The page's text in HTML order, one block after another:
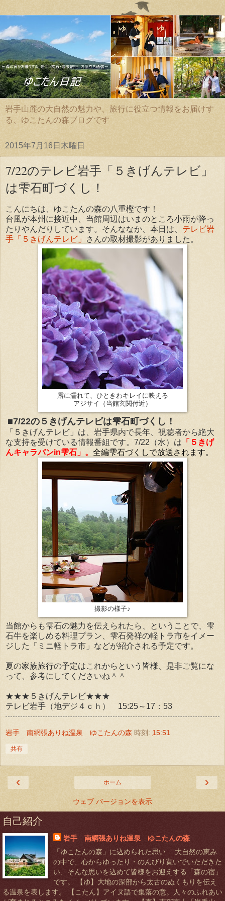
岩手山麓の大自然の魅力や、旅行に役立つ情報をお届けす
る、ゆこたんの森ブログです
2015年7月16日木曜日
7/22のテレビ岩手「５きげんテレビ」
は雫石町づくし！
こんにちは、ゆこたんの森の八重樫です！
台風が本州に接近中、当館周辺はいまのところ小雨が降っ
たりやんだりしています。そんななか、本日は、 テレビ岩
手「５きげんテレビ」
さんの取材撮影がありました。
露に濡れて、ひときわキレイに映える
アジサイ（当館玄関付近）
■7/22の５きげんテレビは雫石町づくし！
「５きげんテレビ」は、岩手県内で長年、視聴者から絶大
な支持を受けている情報番組です。7/22（水）は 「５きげ
んキャラバンin雫石」。 全編雫石づくしで放送されます。
撮影の様子♪
当館からも雫石の魅力を伝えられたら、ということで、雫
石牛を楽しめる料理プラン、雫石発祥の軽トラ市をイメー
ジした「ミニ軽トラ市」などが紹介される予定です。
夏の家族旅行の予定はこれからという皆様、是非ご覧にな
って、参考にしてくださいね＾＾
★★★５きげんテレビ★★★
テレビ岩手（地デジ４ｃｈ） 15:25～17：53
岩手 南網張ありね温泉 ゆこたんの森 時刻: 15:51
共有
‹ ›
ホーム
ウェブ バージョンを表示
自己紹介
岩手 南網張ありね温泉 ゆこたんの森
「ゆこたんの森」に込められた思い… 大自然の恵み
の中で、心からゆったり・のんびり寛いでいただきた
い、そんな思いを込めて皆様をお迎えする「森の宿」
です。 【ゆ】大地の深部から太古のぬくもりを伝え
る温泉を表します。 【こたん】アイヌ語で集落の意。人々のふれあい